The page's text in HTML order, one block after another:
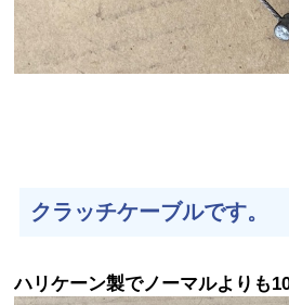
クラッチケーブルです。
ハリケーン製でノーマルよりも